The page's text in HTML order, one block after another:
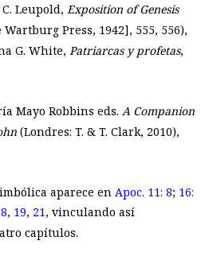
Leupold, Exposition of Genesis
Press, 1942], 555, 556),
G. White, Patriarcas y profetas,
Mayo Robbins eds. A Companion
(Londres: T. & T. Clark, 2010),
aparece en Apoc. 11: 8; 16:
, 19, 21, vinculando así
capítulos.